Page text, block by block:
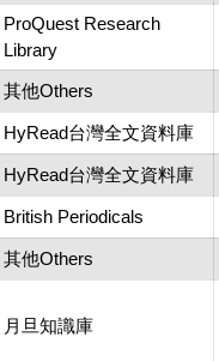
ProQuest Research
Library
其他Others
HyRead台灣全文資料庫
HyRead台灣全文資料庫
British Periodicals
其他Others
月旦知識庫